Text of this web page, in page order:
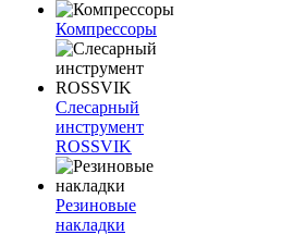
Компрессоры
Слесарный
инструмент
ROSSVIK
Резиновые
накладки